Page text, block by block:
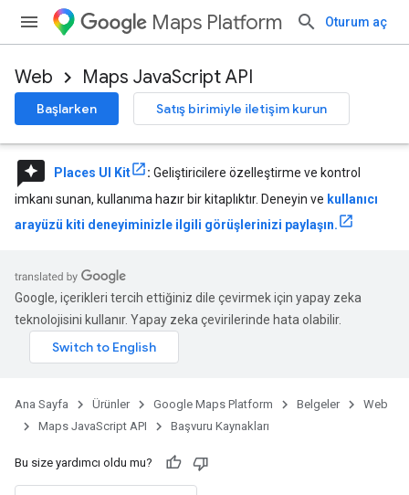
Maps Platform Oturum aç
Web Maps JavaScript API
Başlarken Satış birimiyle iletişim kurun
reviews Places UI Kit : Geliştiricilere özelleştirme ve kontrol
imkanı sunan, kullanıma hazır bir kitaplıktır. Deneyin ve kullanıcı
arayüzü kiti deneyiminizle ilgili görüşlerinizi paylaşın.
Google, içerikleri tercih ettiğiniz dile çevirmek için yapay zeka
teknolojisini kullanır. Yapay zeka çevirilerinde hata olabilir.
Ana Sayfa Ürünler Google Maps Platform Belgeler
Web
Maps JavaScript API
Başvuru Kaynakları
Bu size yardımcı oldu mu?